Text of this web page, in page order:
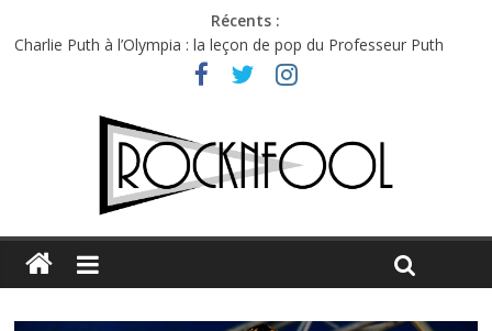
Récents :
Charlie Puth à l’Olympia : la leçon de pop du Professeur Puth
Festival Triptyque : un nouveau festival de musique indépendant
Hellfest 2026 vendredi : température et émotions en hausse
Hellfest 2026 jeudi : impossible de choisir entre chaleur et bonne
Première édition du Midgard Festival : entre bière, métal et